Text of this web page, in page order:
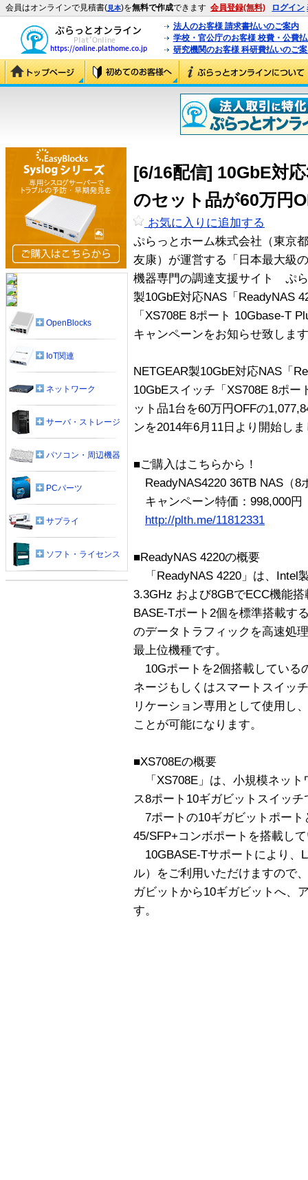
会員はオンラインで見積書(見本)を無料で作成できます 会員登録(無料) ログイン
法人のお客様 請求書払いのご案内
学校・官公庁のお客様 校費・公費
研究機関のお客様 科研費払いのご
[6/16配信] 10GbE対
のセット品が60万円
お気に入りに追加する
ぷらっとホーム株式会社（東
友康）が運営する「日本最大級
機器専門の調達支援サイト ぷ
製10GbE対応NAS「ReadyNAS
「XS708E 8ポート 10Gbase-T
キャンペーンをお知らせ致しま
NETGEAR製10GbE対応NAS「
10GbEスイッチ「XS708E 8ポ
ット品1台を60万円OFFの
ンを2014年6月11日より開始し
■ご購入はこちらから！
ReadyNAS4220 36TB NAS（8
キャンペーン特価：998,000円
http://plth.me/11812331
■ReadyNAS 4220の概要
「ReadyNAS 4220」は、Intel
3.3GHz および8GBでECC機能
BASE-Tポート2個を標準搭載す
のデータトラフィックを高速処
最上位機種です。
10Gポートを2個搭載している
ネージもしくはスマートスイッ
リケーション専用として使用し
ことが可能になります。
■XS708Eの概要
「XS708E」は、小規模ネット
ス8ポート10ギガビットスイッチ
7ポートの10ギガビットポート
45/SFP+コンボポートを搭載し
10GBASE-Tサポートにより、
ル）をご利用いただけますので
ガビットから10ギガビットへ、
す。
OpenBlocks
IoT関連
ネットワーク
サーバ・ストレージ
パソコン・周辺機器
PCパーツ
サプライ
ソフト・ライセンス